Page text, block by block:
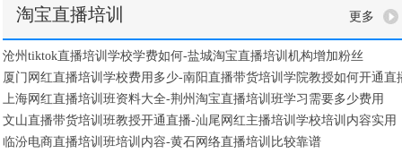
淘宝直播培训 更多
沧州tiktok直播培训学校学费如何-盐城淘宝直播培训机构增加粉丝
厦门网红直播培训学校费用多少-南阳直播带货培训学院教授如何开通直
上海网红直播培训班资料大全-荆州淘宝直播培训班学习需要多少费用
文山直播带货培训班教授开通直播-汕尾网红主播培训学校培训内容实用
临汾电商直播培训班培训内容-黄石网络直播培训比较靠谱